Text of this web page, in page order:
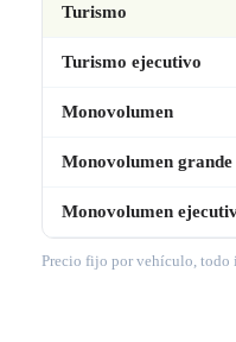
Turismo
Turismo ejecutivo
Monovolumen
Monovolumen grande
Monovolumen
Precio fijo por vehículo, todo